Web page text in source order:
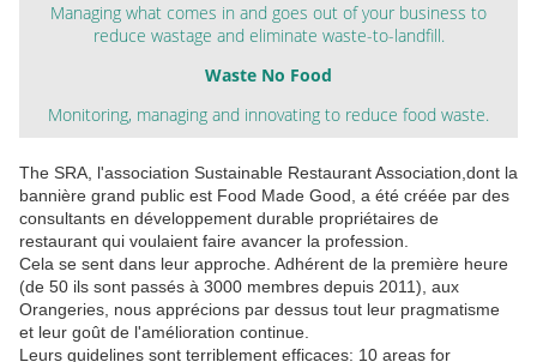
Managing what comes in and goes out of your business to
reduce wastage and eliminate waste-to-landfill.
Waste No Food
Monitoring, managing and innovating to reduce food waste.
The SRA, l'association Sustainable Restaurant Association,dont la
bannière grand public est Food Made Good, a été créée par des
consultants en développement durable propriétaires de
restaurant qui voulaient faire avancer la profession.
Cela se sent dans leur approche. Adhérent de la première heure
(de 50 ils sont passés à 3000 membres depuis 2011), aux
Orangeries, nous apprécions par dessus tout leur pragmatisme
et leur goût de l'amélioration continue.
Leurs guidelines sont terriblement efficaces: 10 areas for